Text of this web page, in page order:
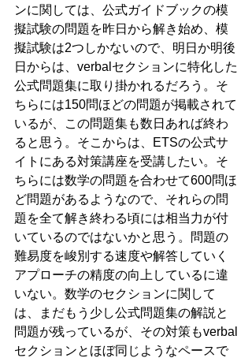
ンに関しては、公式ガイドブックの模
擬試験の問題を昨日から解き始め、模
擬試験は2つしかないので、明日か明後
日からは、verbalセクションに特化した
公式問題集に取り掛かれるだろう。そ
ちらには150問ほどの問題が掲載されて
いるが、この問題集も数日あれば終わ
ると思う。そこからは、ETSの公式サ
イトにある対策講座を受講したい。そ
ちらには数学の問題を合わせて600問ほ
ど問題があるようなので、それらの問
題を全て解き終わる頃には相当力が付
いているのではないかと思う。問題の
難易度を峻別する速度や解答していく
アプローチの精度の向上しているに違
いない。数学のセクションに関して
は、まだもう少し公式問題集の解説と
問題が残っているが、その対策もverbal
セクションとほぼ同じようなペースで